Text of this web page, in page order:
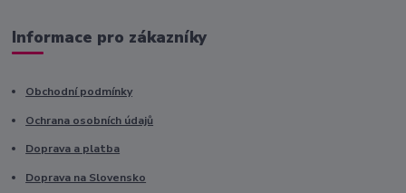
Informace pro zákazníky
Obchodní podmínky
Ochrana osobních údajů
Doprava a platba
Doprava na Slovensko